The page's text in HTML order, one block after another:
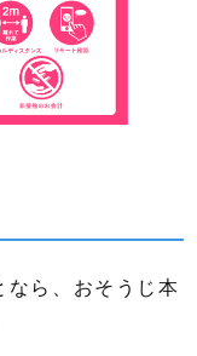
なら、おそうじ本